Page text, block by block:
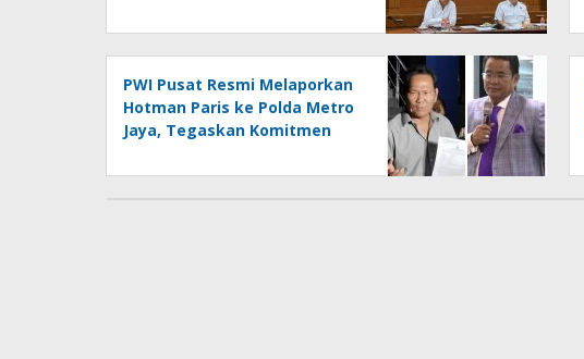
Lampung
PWI Pusat Resmi Melaporkan
Hotman Paris ke Polda Metro
Jaya, Tegaskan Komitmen
Wartawan